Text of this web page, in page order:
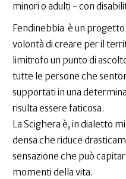
minori o adulti - con
Fendinebbia è un
volontà di creare per il
limitrofo un punto di
tutte le persone che
supportati in una
risulta essere faticosa.
La Scighera è, in dialetto
densa che riduce
sensazione che può
momenti della vita.